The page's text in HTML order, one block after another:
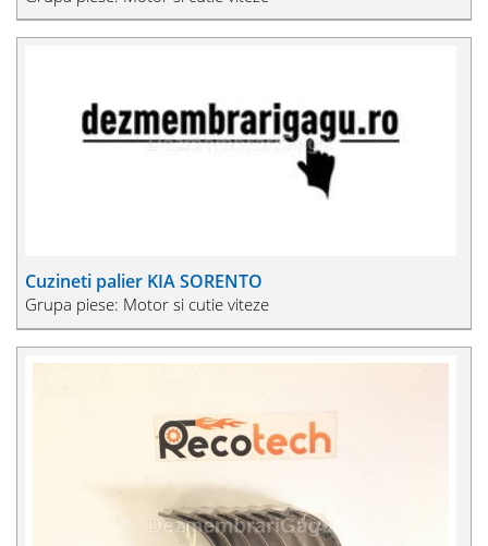
Cuzineti palier KIA SORENTO
Grupa piese: Motor si cutie viteze